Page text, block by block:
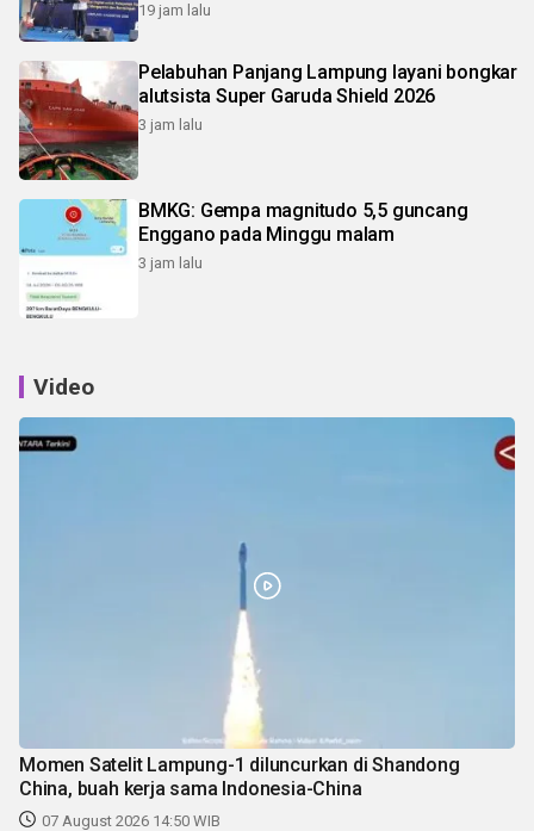
19 jam lalu
Pelabuhan Panjang Lampung layani bongkar
alutsista Super Garuda Shield 2026
3 jam lalu
BMKG: Gempa magnitudo 5,5 guncang
Enggano pada Minggu malam
3 jam lalu
Video
Momen Satelit Lampung-1 diluncurkan di Shandong
China, buah kerja sama Indonesia-China
07 August 2026 14:50 WIB